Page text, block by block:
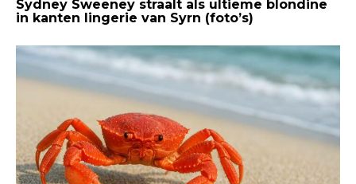
Sydney Sweeney straalt als ultieme blondine
in kanten lingerie van Syrn (foto’s)